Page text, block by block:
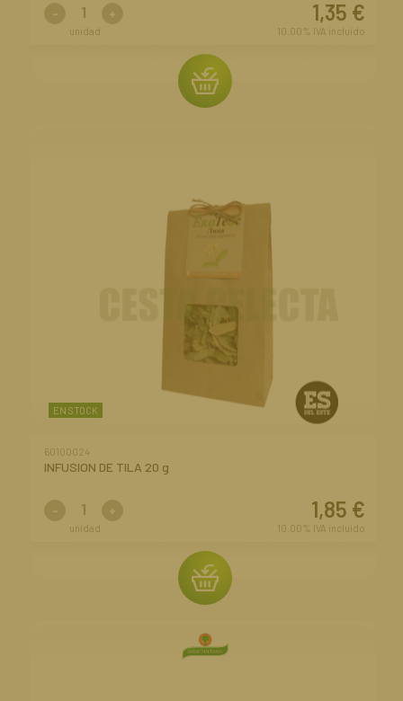
1,35 €
10.00% IVA incluido
- +
unidad
EN STOCK
60100024
INFUSION DE TILA 20 g
1,85 €
10.00% IVA incluido
- +
unidad